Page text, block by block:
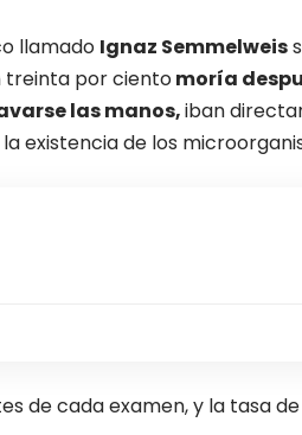
llamado Ignaz Semmelweis
treinta por cientomoría
las manos,iban
existencia de los
de cada examen, y la tasa